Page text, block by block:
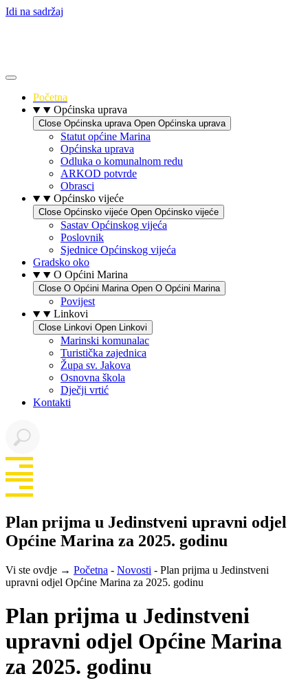
Idi na sadržaj
Početna
Općinska uprava
Close Općinska uprava Open Općinska uprava
Statut općine Marina
Općinska uprava
Odluka o komunalnom redu
ARKOD potvrde
Obrasci
Općinsko vijeće
Close Općinsko vijeće Open Općinsko vijeće
Sastav Općinskog vijeća
Poslovnik
Sjednice Općinskog vijeća
Gradsko oko
O Općini Marina
Close O Općini Marina Open O Općini Marina
Povijest
Linkovi
Close Linkovi Open Linkovi
Marinski komunalac
Turistička zajednica
Župa sv. Jakova
Osnovna škola
Dječji vrtić
Kontakti
Plan prijma u Jedinstveni upravni odjel
Općine Marina za 2025. godinu
Vi ste ovdje → Početna - Novosti - Plan prijma u Jedinstveni
upravni odjel Općine Marina za 2025. godinu
Plan prijma u Jedinstveni
upravni odjel Općine Marina
za 2025. godinu